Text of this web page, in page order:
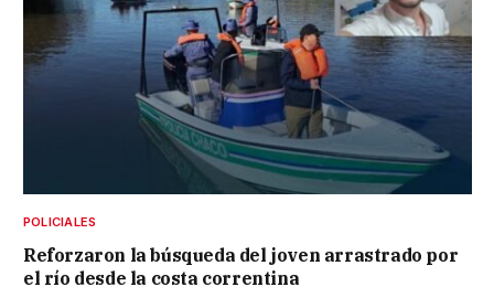
POLICIALES
Reforzaron la búsqueda del joven arrastrado por
el río desde la costa correntina